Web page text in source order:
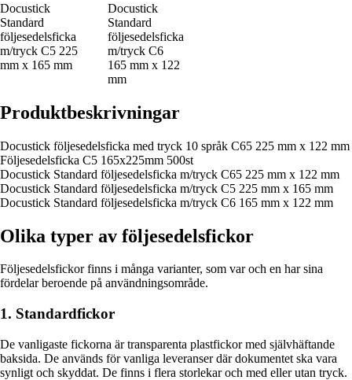
Docustick
Standard
följesedelsficka
m/tryck C5 225
mm x 165 mm
Docustick
Standard
följesedelsficka
m/tryck C6
165 mm x 122
mm
Produktbeskrivningar
Docustick följesedelsficka med tryck 10 språk C65 225 mm x 122 mm
Följesedelsficka C5 165x225mm 500st
Docustick Standard följesedelsficka m/tryck C65 225 mm x 122 mm
Docustick Standard följesedelsficka m/tryck C5 225 mm x 165 mm
Docustick Standard följesedelsficka m/tryck C6 165 mm x 122 mm
Olika typer av följesedelsfickor
Följesedelsfickor finns i många varianter, som var och en har sina
fördelar beroende på användningsområde.
1. Standardfickor
De vanligaste fickorna är transparenta plastfickor med självhäftande
baksida. De används för vanliga leveranser där dokumentet ska vara
synligt och skyddat. De finns i flera storlekar och med eller utan tryck.